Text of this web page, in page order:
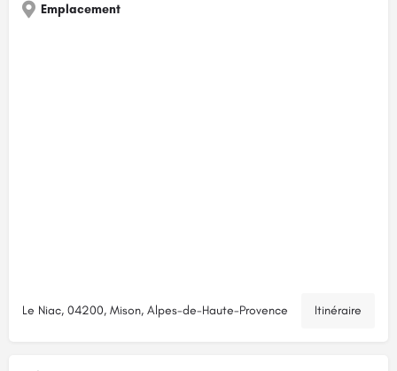
Emplacement
Le Niac, 04200, Mison, Alpes-de-Haute-Provence Itinéraire